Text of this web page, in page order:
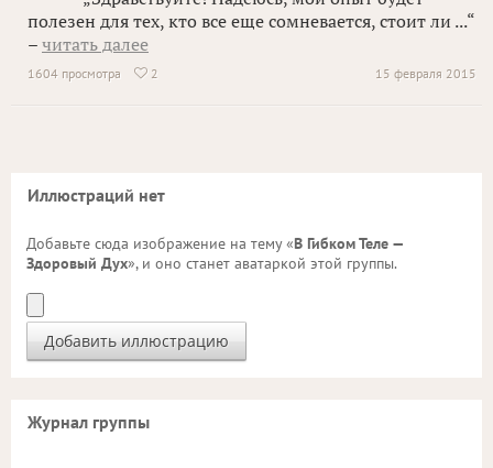
полезен для тех, кто все еще сомневается, стоит ли ...“
– читать далее
15 февраля 2015
1604 просмотра  2
Иллюстраций нет
Добавьте сюда изображение на тему «В Гибком Теле —
Здоровый Дух», и оно станет аватаркой этой группы.
Журнал группы